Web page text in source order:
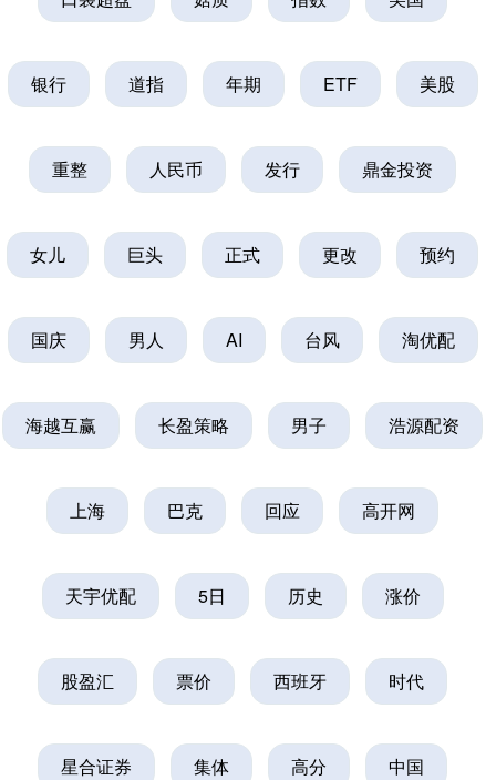
银行 道指 年期 ETF 美股
重整 人民币 发行 鼎金投资
女儿 巨头 正式 更改 预约
国庆 男人 AI 台风 淘优配
海越互赢 长盈策略 男子 浩源配资
上海 巴克 回应 高开网
天宇优配 5日 历史 涨价
股盈汇 票价 西班牙 时代
星合证券 集体 高分 中国